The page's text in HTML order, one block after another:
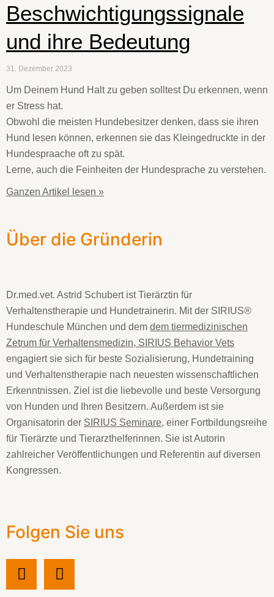
Beschwichtigungssignale
und ihre Bedeutung
31. Dezember 2023
Um Deinem Hund Halt zu geben solltest Du erkennen, wenn
er Stress hat.
Obwohl die meisten Hundebesitzer denken, dass sie ihren
Hund lesen können, erkennen sie das Kleingedruckte in der
Hundespraache oft zu spät.
Lerne, auch die Feinheiten der Hundesprache zu verstehen.
Ganzen Artikel lesen »
Über die Gründerin
Dr.med.vet. Astrid Schubert ist Tierärztin für
Verhaltenstherapie und Hundetrainerin. Mit der SIRIUS®
Hundeschule München und dem dem tiermedizinischen
Zetrum für Verhaltensmedizin, SIRIUS Behavior Vets
engagiert sie sich für beste Sozialisierung, Hundetraining
und Verhaltenstherapie nach neuesten wissenschaftlichen
Erkenntnissen. Ziel ist die liebevolle und beste Versorgung
von Hunden und Ihren Besitzern. Außerdem ist sie
Organisatorin der SIRIUS Seminare, einer Fortbildungsreihe
für Tierärzte und Tierarzthelferinnen. Sie ist Autorin
zahlreicher Veröffentlichungen und Referentin auf diversen
Kongressen.
Folgen Sie uns